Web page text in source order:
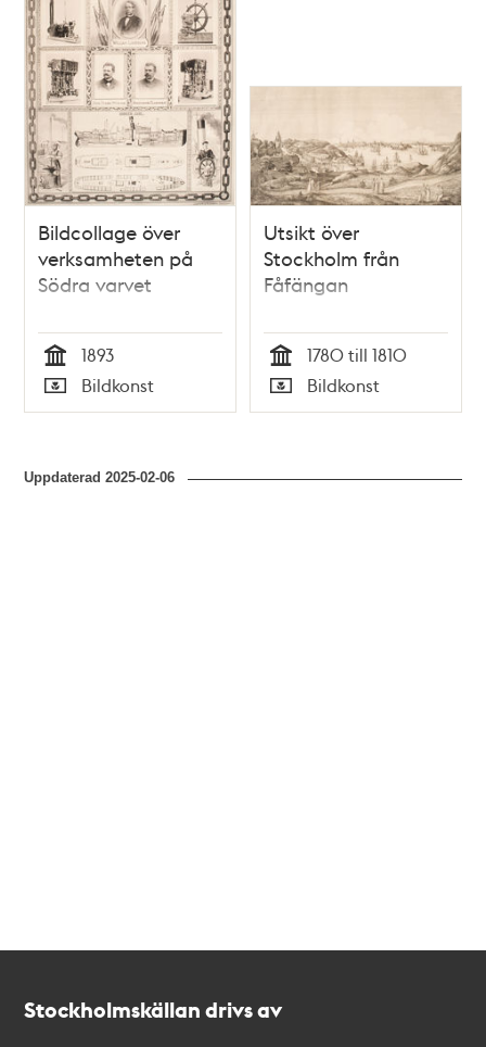
Bildcollage över
verksamheten på
Södra varvet
Tid
1893
Typ
Bildkonst
Utsikt över
Stockholm från
Fåfängan
Tid
1780 till 1810
Typ
Bildkonst
Uppdaterad2025-02-06
Stockholmskällan drivs av